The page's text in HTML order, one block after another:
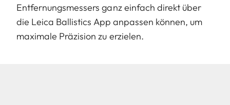
Entfernungsmessers ganz einfach direkt über
die Leica Ballistics App anpassen können, um
maximale Präzision zu erzielen.